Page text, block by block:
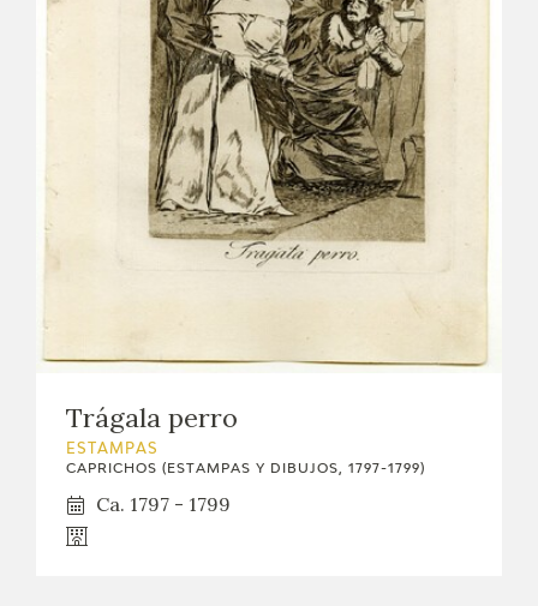
FICHAS ARASAAC
Trágala perro
ESTAMPAS
CAPRICHOS (ESTAMPAS Y DIBUJOS, 1797-1799)
Ca. 1797 - 1799